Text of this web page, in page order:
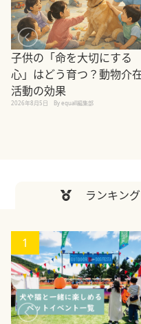
子供の「命を大切にする
心」はどう育つ？動物介
活動の効果
2026年8月5日 By equall編集部
ランキング
1